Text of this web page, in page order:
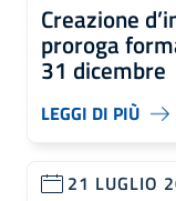
Creazione
proroga
31 dicembre
LEGGI DI PIÙ
21 LUGLIO